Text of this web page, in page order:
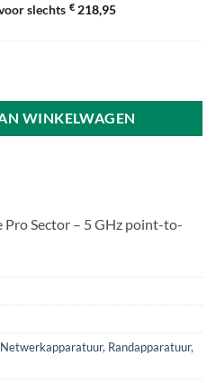
slechts € 218,95
WINKELWAGEN
Sector – 5 GHz point-to-
Netwerkapparatuur, Randapparatuur,